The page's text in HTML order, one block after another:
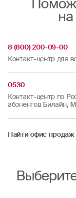
8 (800) 200-09-00
Контакт-центр для
0530
Контакт-центр по
абонентов Билайн,
Найти офис продаж